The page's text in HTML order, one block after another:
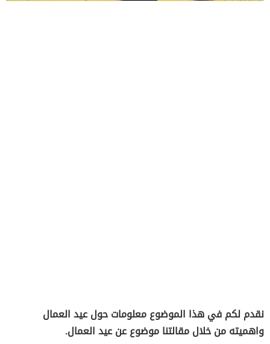
نقدم لكم في هذا الموضوع معلومات حول عيد العمال
واهميته من خلال مقالتنا موضوع عن عيد العمال.